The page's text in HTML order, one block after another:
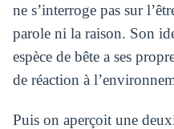
ne s’interroge pas sur
parole ni la raison. Son
espèce de bête a ses
de réaction à
Puis on aperçoit une